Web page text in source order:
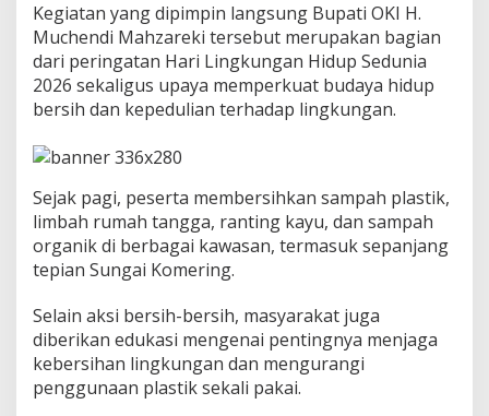
K
a
b
u
p
O
K
I
Kegiatan yang dipimpin langsung Bupati OKI H.
Muchendi Mahzareki tersebut merupakan bagian
dari peringatan Hari Lingkungan Hidup Sedunia
2026 sekaligus upaya memperkuat budaya hidup
bersih dan kepedulian terhadap lingkungan.
Sejak pagi, peserta membersihkan sampah plastik,
limbah rumah tangga, ranting kayu, dan sampah
organik di berbagai kawasan, termasuk sepanjang
tepian Sungai Komering.
Selain aksi bersih-bersih, masyarakat juga
diberikan edukasi mengenai pentingnya menjaga
kebersihan lingkungan dan mengurangi
penggunaan plastik sekali pakai.